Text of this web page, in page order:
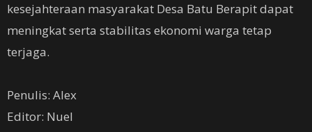
kesejahteraan masyarakat Desa Batu Berapit dapat
meningkat serta stabilitas ekonomi warga tetap
terjaga.
‎Penulis: Alex
‎Editor: Nuel